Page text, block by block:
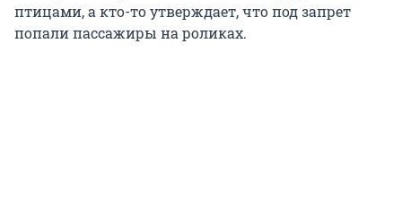
птицами, а кто-то утверждает, что под запрет
попали пассажиры на роликах.